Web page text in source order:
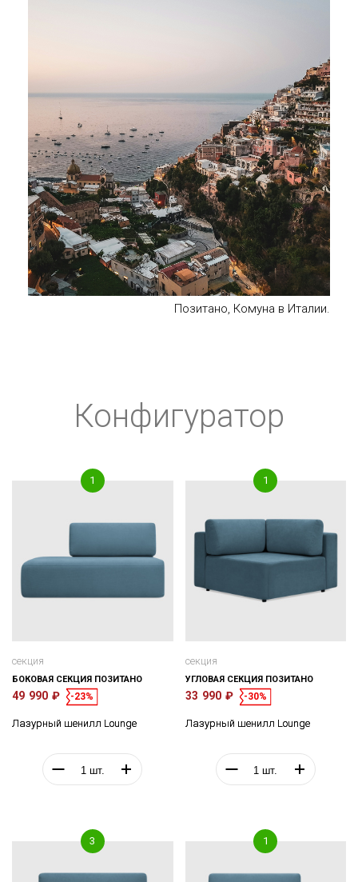
Позитано, Комуна в Италии.
Конфигуратор
секция
БОКОВАЯ СЕКЦИЯ ПОЗИТАНО
49 990 ₽ -23%
Лазурный шенилл Lounge
секция
УГЛОВАЯ СЕКЦИЯ ПОЗИТАНО
33 990 ₽ -30%
Лазурный шенилл Lounge